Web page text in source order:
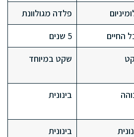
פלדה מגולוונת
החיים
5 שנים
שקט במיוחד
בינונית
בינונית